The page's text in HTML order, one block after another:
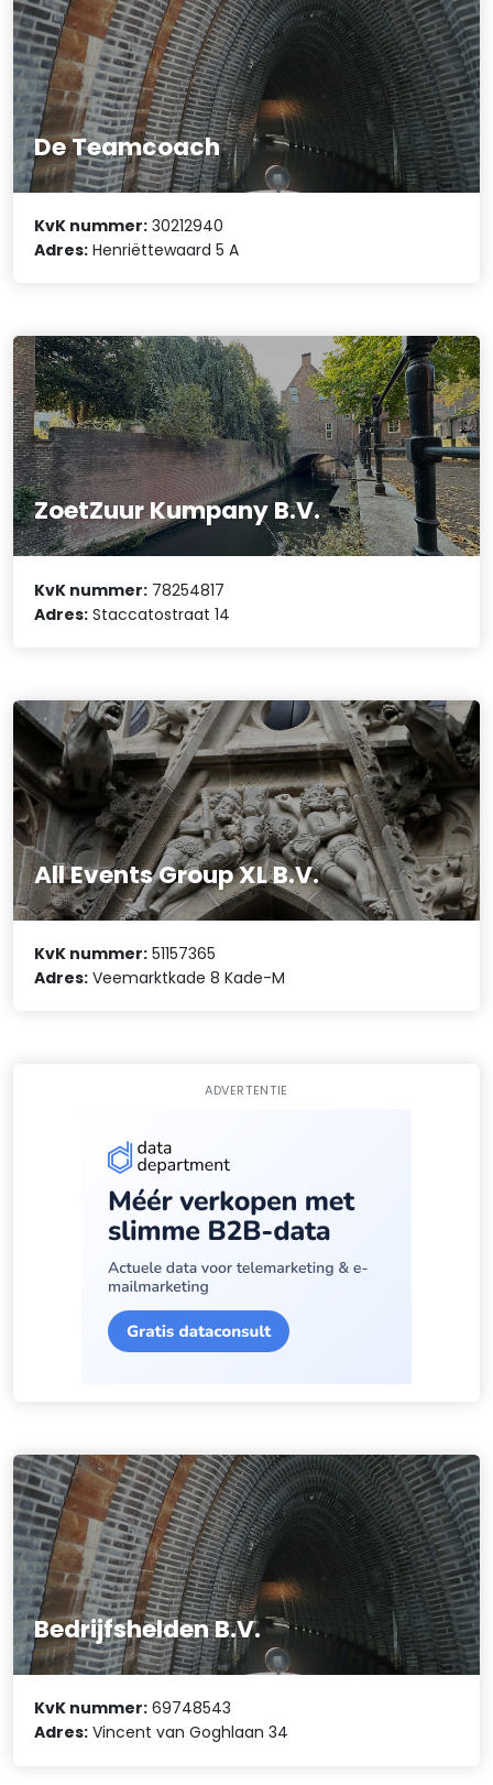
De Teamcoach
KvK nummer: 30212940
Adres: Henriëttewaard 5 A
ZoetZuur Kumpany B.V.
KvK nummer: 78254817
Adres: Staccatostraat 14
All Events Group XL B.V.
KvK nummer: 51157365
Adres: Veemarktkade 8 Kade-M
ADVERTENTIE
Bedrijfshelden B.V.
KvK nummer: 69748543
Adres: Vincent van Goghlaan 34